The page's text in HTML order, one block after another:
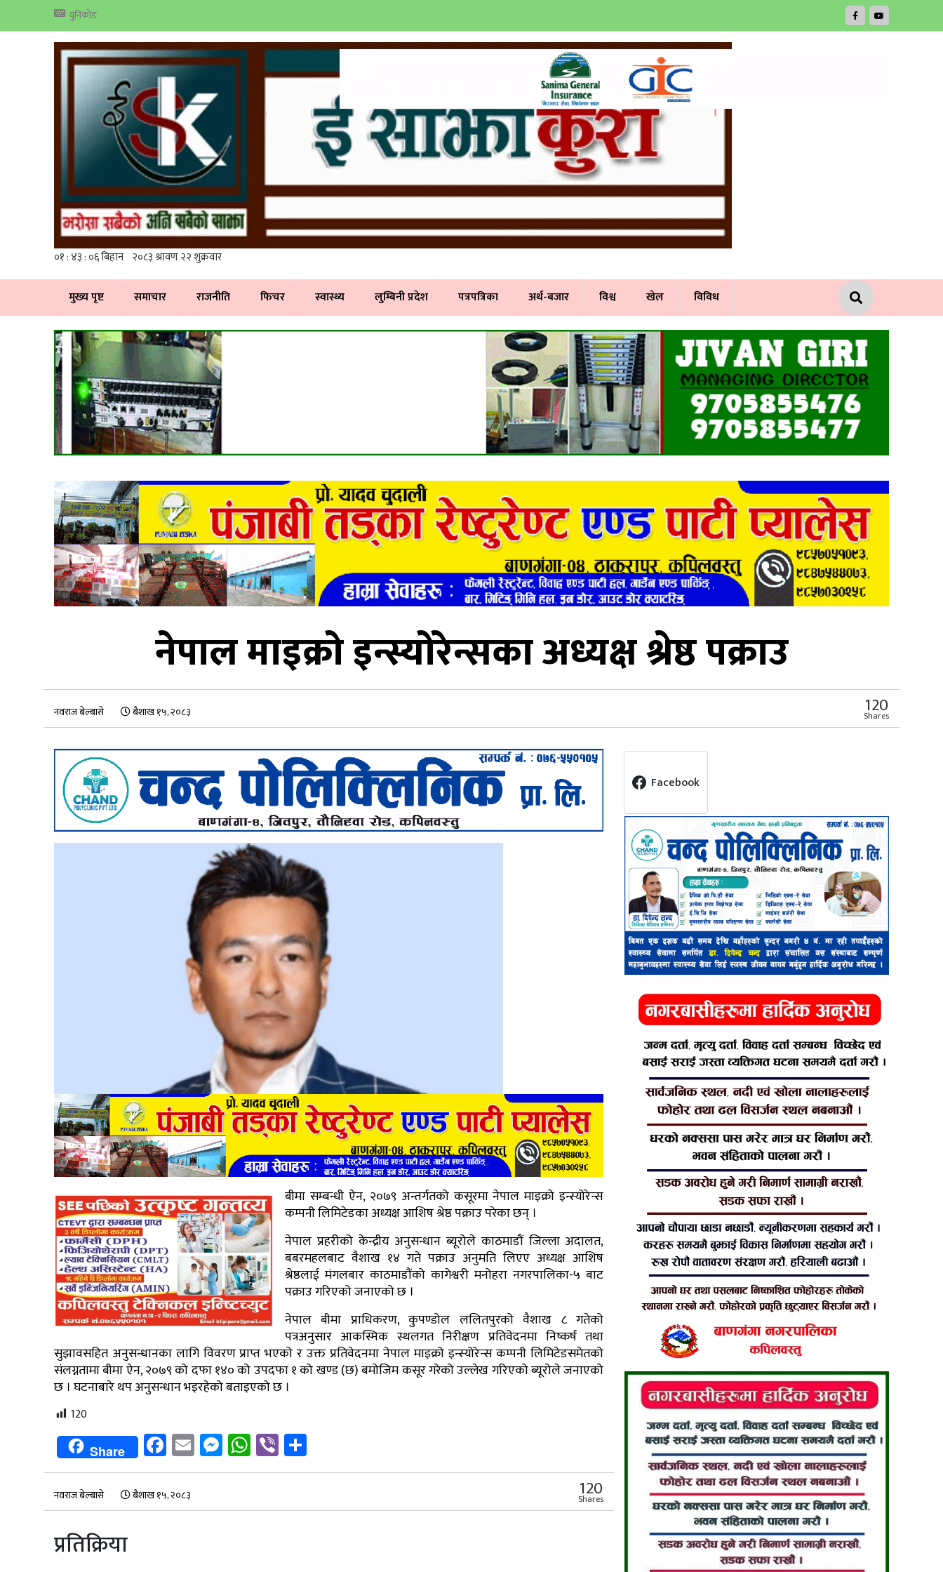
युनिकोड
मुख्य पृष्ट समाचार राजनीति फिचर स्वास्थ्य लुम्बिनी प्रदेश पत्रपत्रिका अर्थ-बजार विश्व खेल विविध
नेपाल माइक्रो इन्स्योरेन्सका अध्यक्ष श्रेष्ठ पक्राउ
नवराज बेल्बासे बैशाख १५, २०८३ 120
Shares
बीमा सम्बन्धी ऐन, २०७९ अन्तर्गतको कसूरमा नेपाल माइक्रो इन्स्योरेन्स
कम्पनी लिमिटेडका अध्यक्ष आशिष श्रेष्ठ पक्राउ परेका छन् ।
नेपाल प्रहरीको केन्द्रीय अनुसन्धान ब्यूरोले काठमाडौं जिल्ला अदालत,
बबरमहलबाट वैशाख १४ गते पक्राउ अनुमति लिएए अध्यक्ष आशिष
श्रेष्ठलाई मंगलबार काठमाडौंको कागेश्वरी मनोहरा नगरपालिका-५ बाट
पक्राउ गरिएको जनाएको छ ।
नेपाल बीमा प्राधिकरण, कुपण्डोल ललितपुरको वैशाख ८ गतेको
पत्रअनुसार आकस्मिक स्थलगत निरीक्षण प्रतिवेदनमा निष्कर्ष तथा
सुझावसहित अनुसन्धानका लागि विवरण प्राप्त भएको र उक्त प्रतिवेदनमा नेपाल माइक्रो इन्स्योरेन्स कम्पनी लिमिटेडसमेतको
संलग्नतामा बीमा ऐन, २०७९ को दफा १४० को उपदफा १ को खण्ड (छ) बमोजिम कसूर गरेको उल्लेख गरिएको ब्यूरोले जनाएको
छ । घटनाबारे थप अनुसन्धान भइरहेको बताइएको छ ।
120
Share Facebook
EmailMessenger
WhatsApp
Viber
नवराज बेल्बासे बैशाख १५, २०८३ 120
Shares
प्रतिक्रिया
Facebook